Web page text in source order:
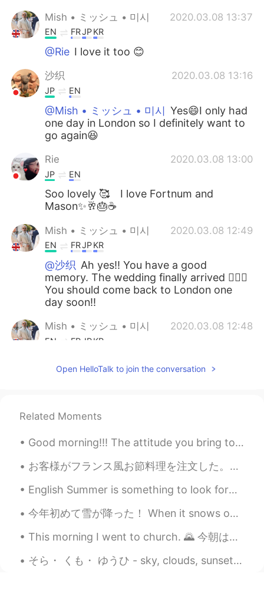
Mish • ミッシュ • 미시 2020.03.08 13:37
EN FRJPKR
@Rie I love it too 😊
沙织 2020.03.08 13:16
JP EN
@Mish • ミッシュ • 미시 Yes😄I only had
one day in London so I definitely want to
go again😆
Rie 2020.03.08 13:00
JP EN
Soo lovely 🥰 I love Fortnum and
Mason✨🥂🎂☕️
Mish • ミッシュ • 미시 2020.03.08 12:49
EN FRJPKR
@沙织 Ah yes!! You have a good
memory. The wedding finally arrived 👍🏽😊
You should come back to London one
day soon!!
Mish • ミッシュ • 미시 2020.03.08 12:48
EN FR JPKR
an Alice in Wonderland theme. The colour
Mish • ミッシュ • 미시
EN JP KR
Mason is super posh 😋
Mish • ミッシュ • 미시 2020.03.08 12:47
EN FR JP KR
シャンパン。
沙织 2020.03.08 12:05
Open HelloTalk to join the conversation
Related Moments
Good morning!!! The attitude you bring to the day is what the day will bring to you! So wake up ...
お客様がフランス風お節料理を注文した。😊 真中の料理以外全部冷たい食べ物。やり事がいっぱいあって大変だった。😅あまり寝なかった。 絵があったのは茹でたチキンの胸肉だった。何年ぶりロブスター🦞...
English Summer is something to look forward to. There's a lot of places to visit in the UK 🌞 英語の...
今年初めて雪が降った！ When it snows on Christmas Day, we call it a ‘white Christmas.’ It’s considered spec...
This morning I went to church. 🌄 今朝は、教会にいきました。 I played the music for the 10 am service but arri...
そら・ くも・ ゆうひ - sky, clouds, sunset (practice new words 🇯🇵) On a windy day I spotted some very pec...